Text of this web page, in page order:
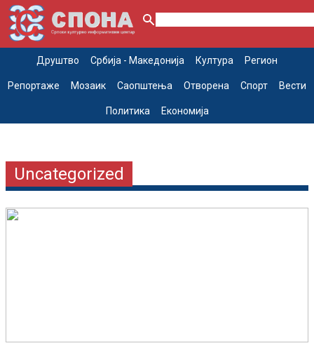
Друштво Србија - Македонија Култура Регион
Репортаже Мозаик Саопштења Отворена Спорт Вести
Политика Економија
Uncategorized